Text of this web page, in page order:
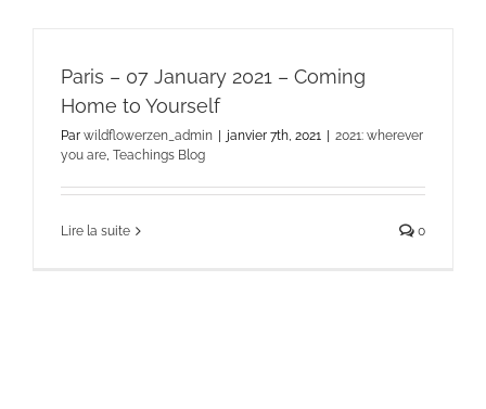
Paris – 07 January 2021 – Coming
Home to Yourself
Par wildflowerzen_admin | janvier 7th, 2021 | 2021: wherever
you are Teachings Blog
Lire la suite 0